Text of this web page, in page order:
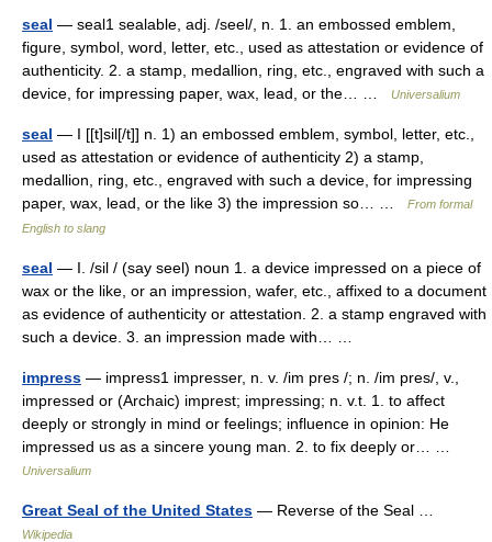
seal — seal1 sealable, adj. /seel/, n. 1. an embossed emblem,
figure, symbol, word, letter, etc., used as attestation or evidence of
authenticity. 2. a stamp, medallion, ring, etc., engraved with such a
device, for impressing paper, wax, lead, or the… …
Universalium
seal — I [[t]sil[/t]] n. 1) an embossed emblem, symbol, letter, etc.,
used as attestation or evidence of authenticity 2) a stamp,
medallion, ring, etc., engraved with such a device, for impressing
paper, wax, lead, or the like 3) the impression so… …
From formal
English to slang
seal — I. /sil / (say seel) noun 1. a device impressed on a piece of
wax or the like, or an impression, wafer, etc., affixed to a document
as evidence of authenticity or attestation. 2. a stamp engraved with
such a device. 3. an impression made with… …
impress — impress1 impresser, n. v. /im pres /; n. /im pres/, v.,
impressed or (Archaic) imprest; impressing; n. v.t. 1. to affect
deeply or strongly in mind or feelings; influence in opinion: He
impressed us as a sincere young man. 2. to fix deeply or… …
Universalium
Great Seal of the United States — Reverse of the Seal …
Wikipedia